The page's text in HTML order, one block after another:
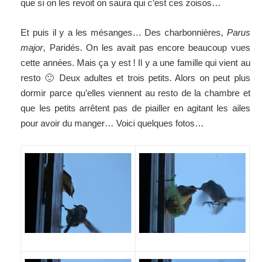
que si on les revoit on saura qui c’est ces zoisos…
Et puis il y a les mésanges… Des charbonnières, Parus
major, Paridés. On les avait pas encore beaucoup vues
cette années. Mais ça y est ! Il y a une famille qui vient au
resto 🙂 Deux adultes et trois petits. Alors on peut plus
dormir parce qu’elles viennent au resto de la chambre et
que les petits arrêtent pas de piailler en agitant les ailes
pour avoir du manger… Voici quelques fotos…